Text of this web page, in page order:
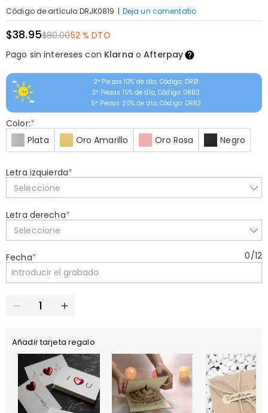
Código de artículo:DRJK0819 | Deja un comentatio
$38.95$80.0052 % DTO
Pago sin intereses con Klarna oAfterpay
2ª Piezas 10% de dto, Código: DRB1
3ª Piezas 15% de dto, Código: DRB2
5ª Piezas 20% de dto, Código: DRB3
Color:*
Plata
Oro Amarillo Oro Rosa Negro
Letra izquierda*
Seleccione
Letra derecha*
Seleccione
Fecha* 0/12
Añadir tarjeta regalo